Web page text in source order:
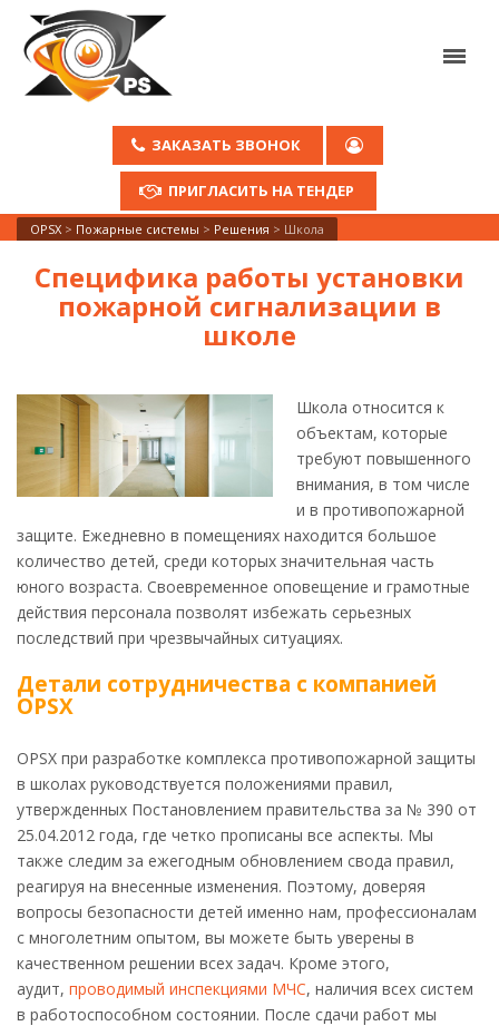
ЗАКАЗАТЬ ЗВОНОК
ПРИГЛАСИТЬ НА ТЕНДЕР
OPSX > Пожарные системы > Решения > Школа
Специфика работы установки
пожарной сигнализации в
школе
Школа относится к
объектам, которые
требуют повышенного
внимания, в том числе
и в противопожарной
защите. Ежедневно в помещениях находится большое
количество детей, среди которых значительная часть
юного возраста. Своевременное оповещение и грамотные
действия персонала позволят избежать серьезных
последствий при чрезвычайных ситуациях.
Детали сотрудничества с компанией
OPSX
OPSX при разработке комплекса противопожарной защиты
в школах руководствуется положениями правил,
утвержденных Постановлением правительства за № 390 от
25.04.2012 года, где четко прописаны все аспекты. Мы
также следим за ежегодным обновлением свода правил,
реагируя на внесенные изменения. Поэтому, доверяя
вопросы безопасности детей именно нам, профессионалам
с многолетним опытом, вы можете быть уверены в
качественном решении всех задач. Кроме этого,
аудит, проводимый инспекциями МЧС, наличия всех систем
в работоспособном состоянии. После сдачи работ мы